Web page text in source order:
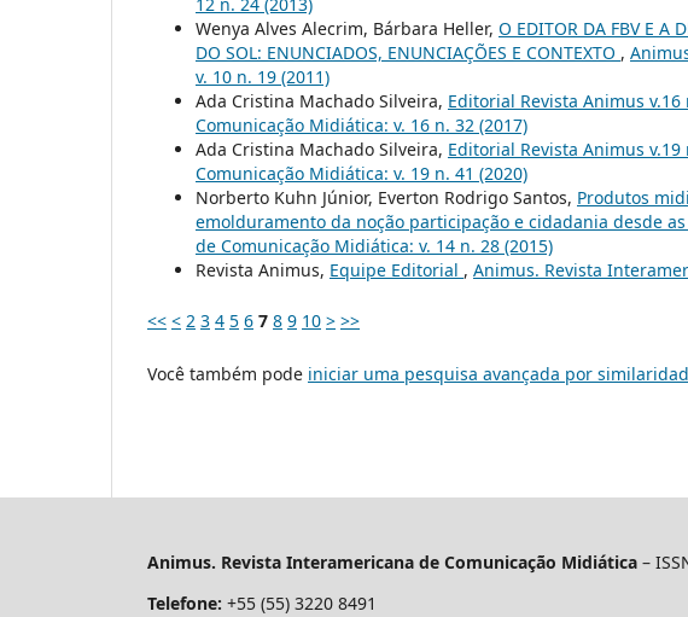
Wenya Alves Alecrim, Bárbara Heller, O EDITOR DA FBV E A
DO SOL: ENUNCIADOS, ENUNCIAÇÕES E CONTEXTO ,
v. 10 n. 19 (2011)
Ada Cristina Machado Silveira, Editorial Revista Animus v.16
Comunicação Midiática: v. 16 n. 32 (2017)
Ada Cristina Machado Silveira, Editorial Revista Animus v.19
Comunicação Midiática: v. 19 n. 41 (2020)
Norberto Kuhn Júnior, Everton Rodrigo Santos, Produtos
emolduramento da noção participação e cidadania desde
de Comunicação Midiática: v. 14 n. 28 (2015)
Revista Animus, Equipe Editorial , Animus. Revista
<< < 2 3 4 5 6 7 8 9 10 > >>
Você também pode iniciar uma pesquisa avançada por
Animus. Revista Interamericana de Comunicação Midiática –
Telefone: +55 (55) 3220 8491